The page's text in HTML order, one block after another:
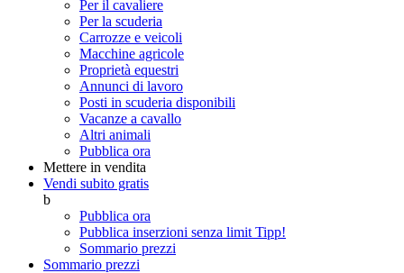
Per il cavaliere
Per la scuderia
Carrozze e veicoli
Macchine agricole
Proprietà equestri
Annunci di lavoro
Posti in scuderia disponibili
Vacanze a cavallo
Altri animali
Pubblica ora
Mettere in vendita
Vendi subito gratis
b
Pubblica ora
Pubblica inserzioni senza limit Tipp!
Sommario prezzi
Sommario prezzi